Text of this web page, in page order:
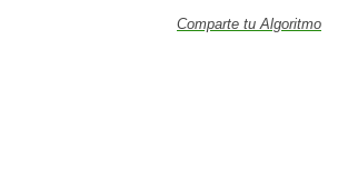
Comparte tu Algoritmo